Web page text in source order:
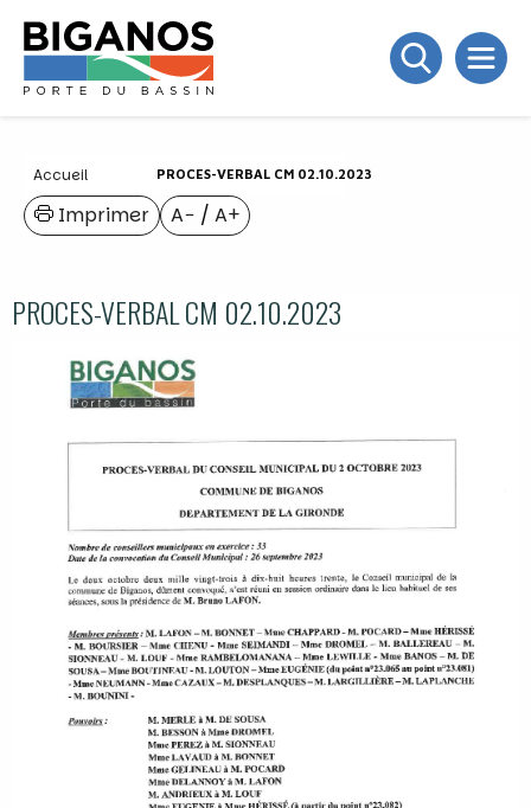
Accueil PROCES-VERBAL CM 02.10.2023
A− / A+
Imprimer
PROCES-VERBAL CM 02.10.2023